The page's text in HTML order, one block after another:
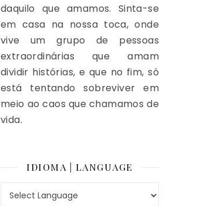
daquilo que amamos. Sinta-se
em casa na nossa toca, onde
vive um grupo de pessoas
extraordinárias que amam
dividir histórias, e que no fim, só
está tentando sobreviver em
meio ao caos que chamamos de
vida.
IDIOMA | LANGUAGE